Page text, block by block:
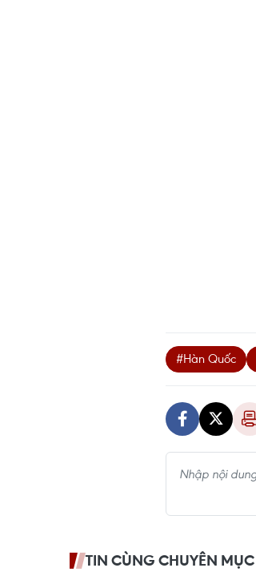
#Hàn Quốc
TIN CÙNG CHUYÊN MỤC